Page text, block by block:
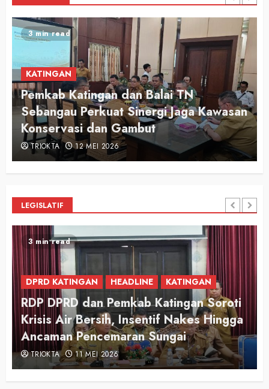
2 min read
KATINGAN
Audiensi Otong Awi 2026, Bupati Saiful
Apresiasi Semangat Putra-Putri
Pariwisata Katingan
TRIOKTA 12 MEI 2026
LEGISLATIF
2 min read
DPRD KATINGAN
DPRD Katingan Apresiasi Langkah
Pemerintah Awasi Harga dan Kualitas
Pangan
TRIOKTA 3 MARET 2026